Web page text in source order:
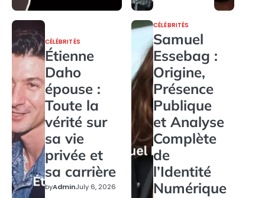
CÉLÉBRITÉS
Étienne
Daho
épouse :
Toute la
vérité sur
sa vie
privée et
sa carrière
byAdminJuly 6, 2026
CÉLÉBRITÉS
Samuel
Essebag :
Origine,
Présence
Publique
et Analyse
Complète
de
l’Identité
Numérique